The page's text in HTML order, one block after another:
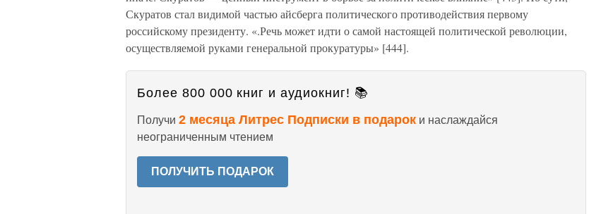
Скуратов стал видимой частью айсберга политического противодействия первому
российскому президенту. «.Речь может идти о самой настоящей политической революции,
осуществляемой руками генеральной прокуратуры» [444].
Более 800 000 книг и аудиокниг! 📚
Получи 2 месяца Литрес Подписки в подарок и наслаждайся
неограниченным чтением
ПОЛУЧИТЬ ПОДАРОК